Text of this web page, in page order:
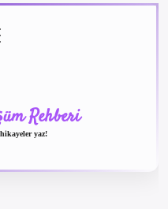
Rehberi
yaz!